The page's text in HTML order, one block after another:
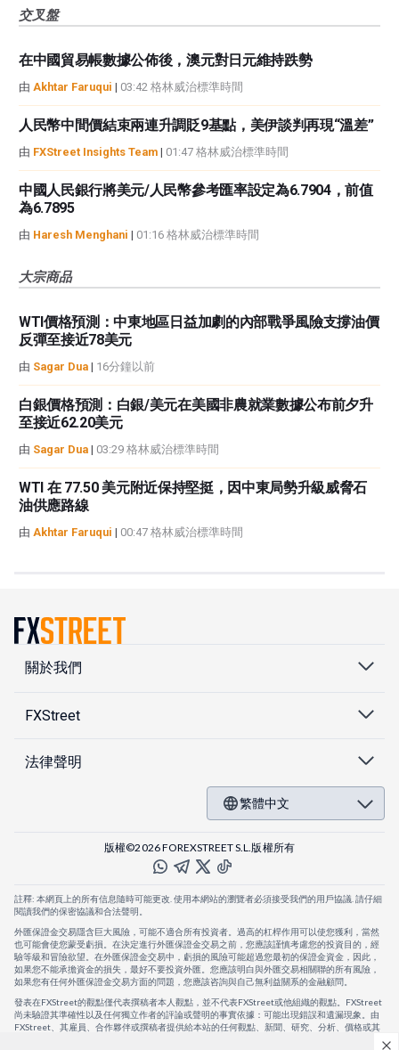
交叉盤
在中國貿易帳數據公佈後，澳元對日元維持跌勢
由 Akhtar Faruqui | 03:42 格林威治標準時間
人民幣中間價結束兩連升調貶9基點，美伊談判再現“溫差”
由 FXStreet Insights Team | 01:47 格林威治標準時間
中國人民銀行將美元/人民幣參考匯率設定為6.7904，前值
為6.7895
由 Haresh Menghani | 01:16 格林威治標準時間
大宗商品
WTI價格預測：中東地區日益加劇的內部戰爭風險支撐油價
反彈至接近78美元
由 Sagar Dua | 16分鐘以前
白銀價格預測：白銀/美元在美國非農就業數據公布前夕升
至接近62.20美元
由 Sagar Dua | 03:29 格林威治標準時間
WTI 在 77.50 美元附近保持堅挺，因中東局勢升級威脅石
油供應路線
由 Akhtar Faruqui | 00:47 格林威治標準時間
關於我們
FXStreet
法律聲明
繁體中文
版權©2026 FOREXSTREET S.L.版權所有
註釋: 本網頁上的所有信息隨時可能更改. 使用本網站的瀏覽者必須接受我們的用戶協議. 請仔細
閱讀我們的保密協議和合法聲明。
外匯保證金交易隱含巨大風險，可能不適合所有投資者。過高的杠桿作用可以使您獲利，當然
也可能會使您蒙受虧損。在決定進行外匯保證金交易之前，您應該謹慎考慮您的投資目的，經
驗等級和冒險欲望。在外匯保證金交易中，虧損的風險可能超過您最初的保證金資金，因此，
如果您不能承擔資金的損失，最好不要投資外匯。您應該明白與外匯交易相關聯的所有風險，
如果您有任何外匯保證金交易方面的問題，您應該咨詢與自己無利益關系的金融顧問。
發表在FXStreet的觀點僅代表撰稿者本人觀點，並不代表FXStreet或他組織的觀點。FXStreet
尚未驗證其準確性以及任何獨立作者的評論或聲明的事實依據：可能出現錯誤和遺漏現象。由
FXStreet、其雇員、合作夥伴或撰稿者提供給本站的任何觀點、新聞、研究、分析、價格或其